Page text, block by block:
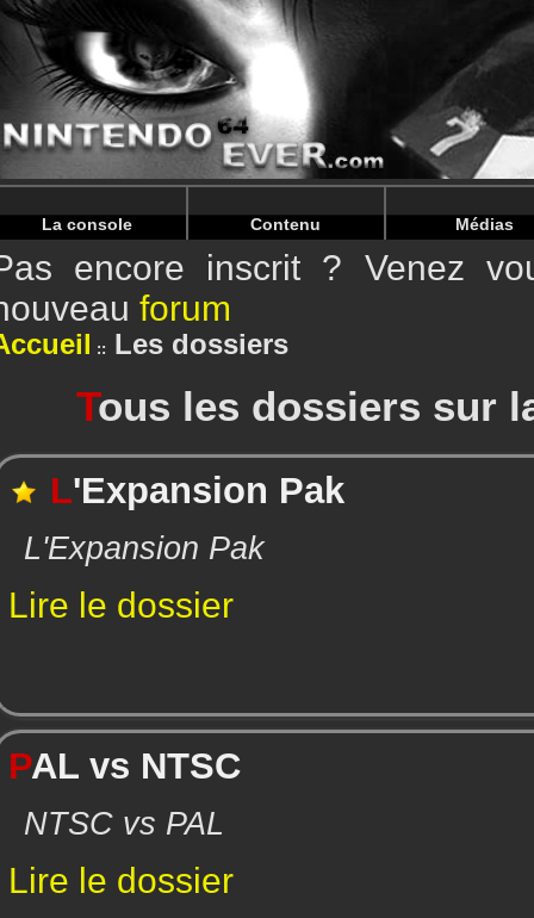
Warning: Undefined array key "HTTP_REFERER" in /
Warning: Undefined array key "HTTP_REFERER" in /
La console Contenu Médias
encore inscrit ? Venez
forum
Les dossiers
Tous les dossiers sur
L'Expansion Pak
L'Expansion Pak
Lire le dossier
PAL vs NTSC
NTSC vs PAL
Lire le dossier